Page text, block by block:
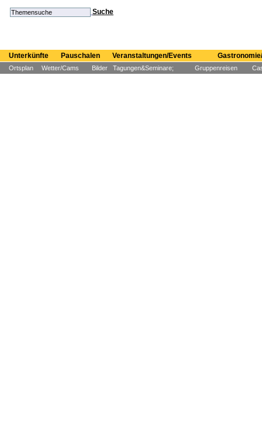
Unterkünfte Pauschalen Veranstaltungen/Events
Ortsplan Wetter/Cams Bilder Tagungen&Seminare; Gruppenreisen
Suche